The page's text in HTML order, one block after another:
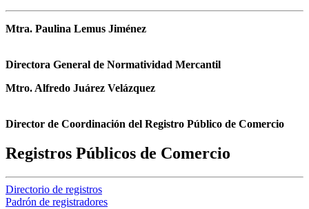
Mtra. Paulina Lemus Jiménez
Directora General de Normatividad Mercantil
Mtro. Alfredo Juárez Velázquez
Director de Coordinación del Registro Público de Comercio
Registros Públicos de Comercio
Directorio de registros
Padrón de registradores